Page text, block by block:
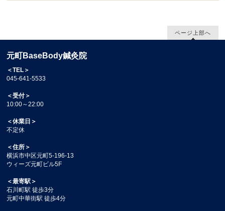
ページ上部へ
元町BaseBody鍼灸院
＜TEL＞
045-641-5533
＜受付＞
10:00～22:00
＜休業日＞
不定休
＜住所＞
横浜市中区元町5-196-13
ウィーズ元町ビル5F
＜最寄駅＞
石川町駅 徒歩3分
元町中華街駅 徒歩4分